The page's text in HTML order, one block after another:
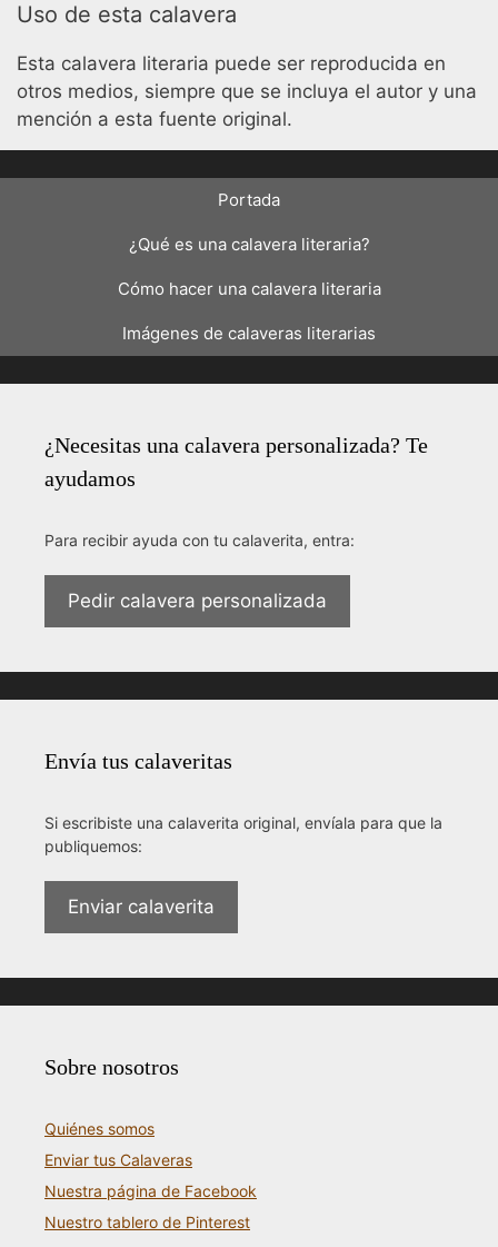
Uso de esta calavera
Esta calavera literaria puede ser reproducida en
otros medios, siempre que se incluya el autor y una
mención a esta fuente original.
Portada
¿Qué es una calavera literaria?
Cómo hacer una calavera literaria
Imágenes de calaveras literarias
¿Necesitas una calavera personalizada? Te
ayudamos
Para recibir ayuda con tu calaverita, entra:
Pedir calavera personalizada
Envía tus calaveritas
Si escribiste una calaverita original, envíala para que la
publiquemos:
Enviar calaverita
Sobre nosotros
Quiénes somos
Enviar tus Calaveras
Nuestra página de Facebook
Nuestro tablero de Pinterest